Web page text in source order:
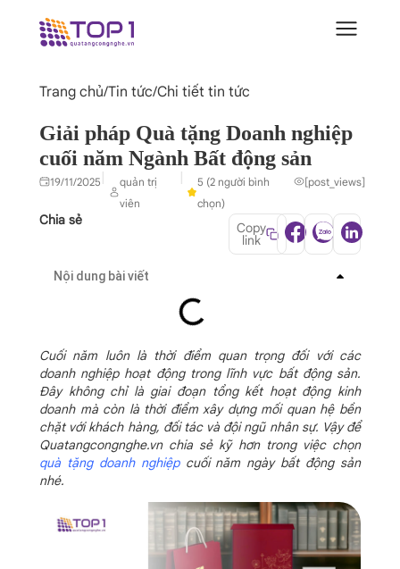
Trang chủ/Tin tức/Chi tiết tin tức
Giải pháp Quà tặng Doanh nghiệp
cuối năm Ngành Bất động sản
19/11/2025 |
quản trị
viên
|
5 (2 người bình
chọn)
[post_views]
Chia sẻ Copy
link
Nội dung bài viết
Cuối năm luôn là thời điểm quan trọng đối với các
doanh nghiệp hoạt động trong lĩnh vực bất động sản.
Đây không chỉ là giai đoạn tổng kết hoạt động kinh
doanh mà còn là thời điểm xây dựng mối quan hệ bền
chặt với khách hàng, đối tác và đội ngũ nhân sự. Vậy để
Quatangcongnghe.vn chia sẻ kỹ hơn trong việc chọn
quà tặng doanh nghiệpcuối năm ngày bất động sản
nhé.